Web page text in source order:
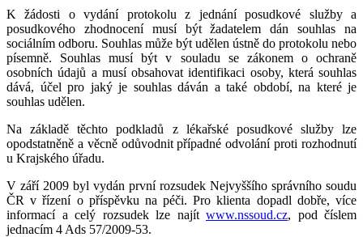
K žádosti o vydání protokolu z jednání posudkové služby a
posudkového zhodnocení musí být žadatelem dán souhlas na
sociálním odboru. Souhlas může být udělen ústně do protokolu nebo
písemně. Souhlas musí být v souladu se zákonem o ochraně
osobních údajů a musí obsahovat identifikaci osoby, která souhlas
dává, účel pro jaký je souhlas dáván a také období, na které je
souhlas udělen.
Na základě těchto podkladů z lékařské posudkové služby lze
opodstatněně a věcně odůvodnit případné odvolání proti rozhodnutí
u Krajského úřadu.
V září 2009 byl vydán první rozsudek Nejvyššího správního soudu
ČR v řízení o příspěvku na péči. Pro klienta dopadl dobře, více
informací a celý rozsudek lze najít www.nssoud.cz, pod číslem
jednacím 4 Ads 57/2009-53.